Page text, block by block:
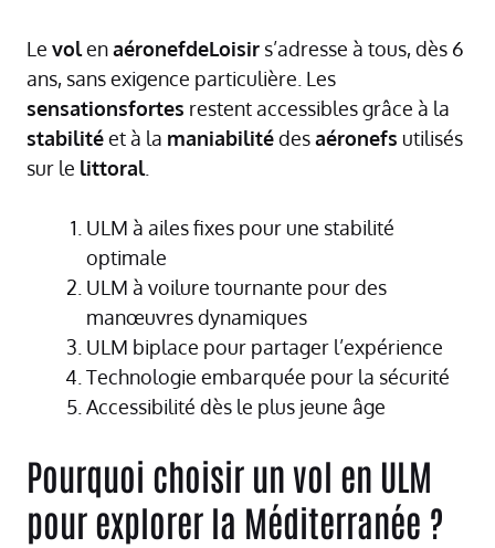
Le volenaéronefdeLoisir s’adresse à tous, dès 6
ans, sans exigence particulière. Les
sensationsfortes restent accessibles grâce à la
stabilitéet à la maniabilitédesaéronefs utilisés
sur le littoral.
ULM à ailes fixes pour une stabilité
optimale
ULM à voilure tournante pour des
manœuvres dynamiques
ULM biplace pour partager l’expérience
Technologie embarquée pour la sécurité
Accessibilité dès le plus jeune âge
Pourquoi choisir un vol en ULM
pour explorer la Méditerranée ?